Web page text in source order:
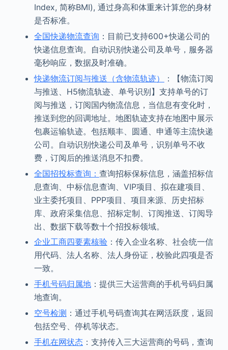
Index, 简称BMI), 通过身高和体重来计算您的身材
是否标准。
全国快递物流查询 ：目前已支持600+快递公司的
快递信息查询。自动识别快递公司及单号，服务器
毫秒响应，数据及时准确。
快递物流订阅与推送（含物流轨迹）
：【物流订阅
与推送、H5物流轨迹、单号识别】支持单号的订
阅与推送，订阅国内物流信息，当信息有变化时，
推送到您的回调地址。地图轨迹支持在地图中展示
包裹运输轨迹。包括顺丰、圆通、申通等主流快递
公司。自动识别快递公司及单号，识别单号不收
费，订阅后的推送消息不扣费。
全国招投标查询： 查询招标保标信息，涵盖招标信
息查询、中标信息查询、VIP项目、拟在建项目、
业主委托项目、PPP项目、项目来源、历史招标
库、政府采集信息、招标定制、订阅推送、订阅导
出、数据下载等数十个招投标领域。
企业工商四要素核验：传入企业名称、社会统一信
用代码、法人名称、法人身份证，校验此四项是否
一致。
手机号码归属地：提供三大运营商的手机号码归属
地查询。
空号检测 ：通过手机号码查询其在网活跃度，返回
包括空号、停机等状态。
手机在网状态：支持传入三大运营商的号码，查询